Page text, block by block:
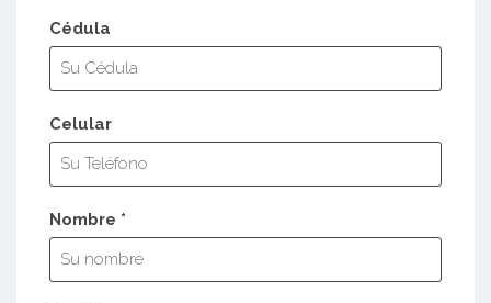
Cédula
Celular
Nombre *